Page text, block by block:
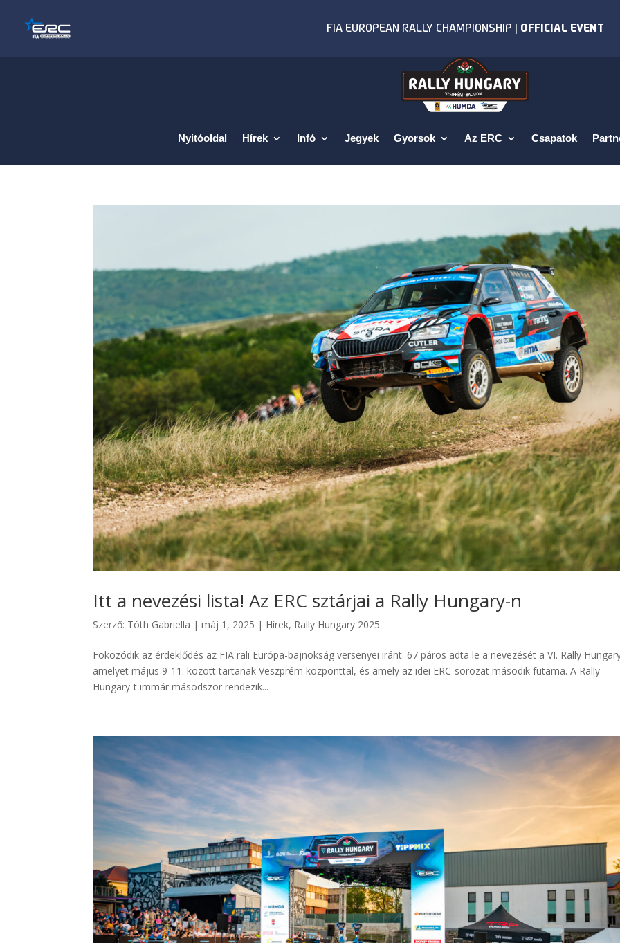
Nyitóoldal Hírek Infó Jegyek Gyorsok Az ERC Csapatok
Itt a nevezési lista! Az ERC sztárjai a Rally Hungary-n
Szerző: Tóth Gabriella |máj 1, 2025 | Hírek, Rally Hungary 2025
Fokozódik az érdeklődés az FIA rali Európa-bajnokság versenyei iránt: 67 páros adta le a nevezését a VI. Rally
amelyet május 9-11. között tartanak Veszprém központtal, és amely az idei ERC-sorozat második futama. A Rally
Hungary-t immár másodszor rendezik...